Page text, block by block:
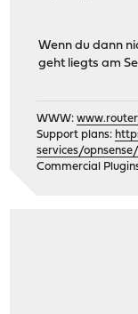
Wenn du dann
geht liegts am
WWW:
Support plans:
services/opnsense/
Commercial